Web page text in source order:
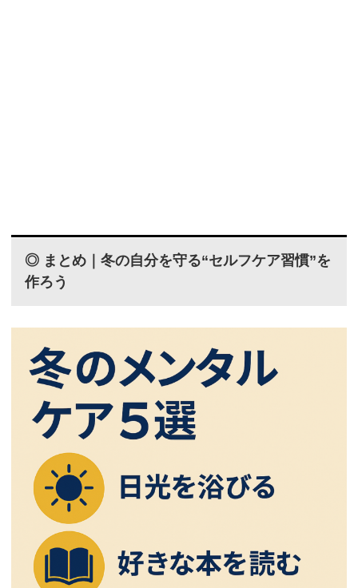
◎ まとめ｜冬の自分を守る“セルフケア習慣”を
作ろう